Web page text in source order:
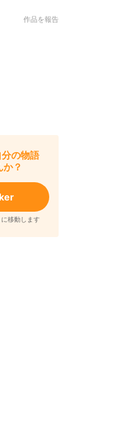
作品を報告
の物語
？
移動します